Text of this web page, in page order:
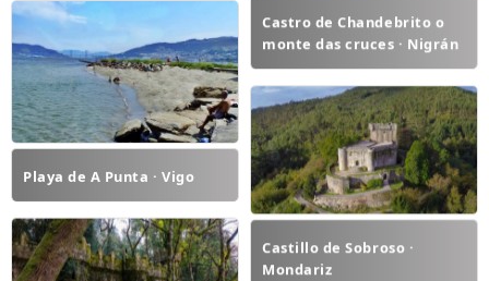
Castro de Chandebrito o
monte das cruces · Nigrán
Playa de A Punta · Vigo
Castillo de Sobroso ·
Mondariz